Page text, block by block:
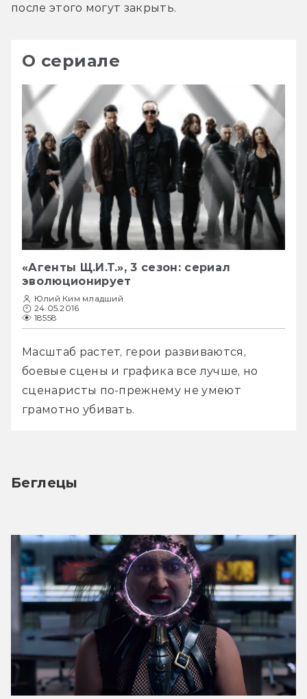
после этого могут закрыть.
О сериале
«Агенты Щ.И.Т.», 3 сезон: сериал
эволюционирует
Юлий Ким младший
24.05.2016
18558
Масштаб растет, герои развиваются,
боевые сцены и графика все лучше, но
сценаристы по-прежнему не умеют
грамотно убивать.
Беглецы